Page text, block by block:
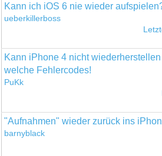
Kann ich iOS 6 nie wieder
ueberkillerboss
Kann iPhone 4 nicht
welche Fehlercodes!
PuKk
"Aufnahmen" wieder zurück ins
barnyblack